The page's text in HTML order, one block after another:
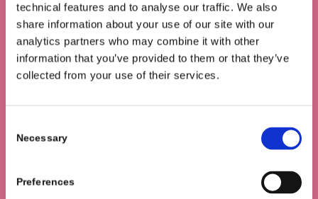
technical features and to analyse our traffic. We also
share information about your use of our site with our
analytics partners who may combine it with other
information that you’ve provided to them or that they’ve
collected from your use of their services.
Selection
Necessary
Preferences
Nach Abschluss deiner Ausbildung hast du
zahlreiche Fortbildungsmöglichkeiten, zum Beispiel
eine Weiterbildung zum Techniker für
Chemietechnik oder zum Industriemeister für
Chemie. Alternativ kannst du auch ein Studium
Hier findest du weitere Infos.